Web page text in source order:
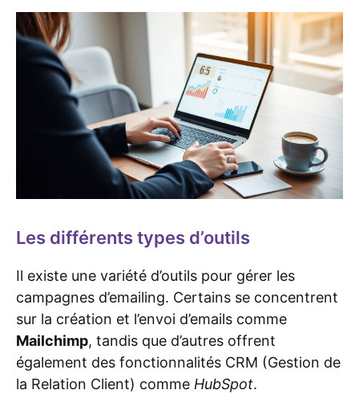
Les différents types d’outils
Il existe une variété d’outils pour gérer les
campagnes d’emailing. Certains se concentrent
sur la création et l’envoi d’emails comme
Mailchimp, tandis que d’autres offrent
également des fonctionnalités CRM (Gestion de
la Relation Client) comme HubSpot.